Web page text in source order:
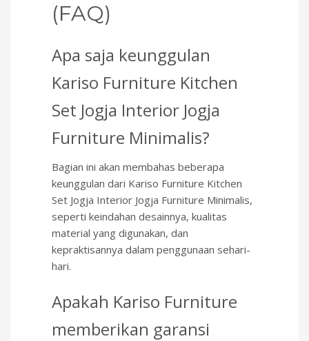
(FAQ)
Apa saja keunggulan
Kariso Furniture Kitchen
Set Jogja Interior Jogja
Furniture Minimalis?
Bagian ini akan membahas beberapa
keunggulan dari Kariso Furniture Kitchen
Set Jogja Interior Jogja Furniture Minimalis,
seperti keindahan desainnya, kualitas
material yang digunakan, dan
kepraktisannya dalam penggunaan sehari-
hari.
Apakah Kariso Furniture
memberikan garansi